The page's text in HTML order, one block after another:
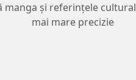
manga și referințele
mai mare precizie